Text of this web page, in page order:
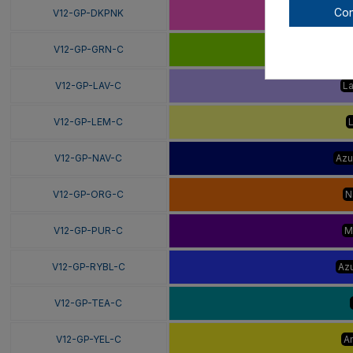
V12-GP-DKPNK
V12-GP-GRN-C
V12-GP-LAV-C
V12-GP-LEM-C
V12-GP-NAV-C
V12-GP-ORG-C
V12-GP-PUR-C
V12-GP-RYBL-C
V12-GP-TEA-C
V12-GP-YEL-C